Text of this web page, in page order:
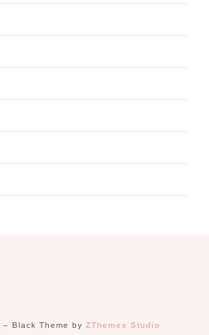
– Black Theme by ZThemes Studio